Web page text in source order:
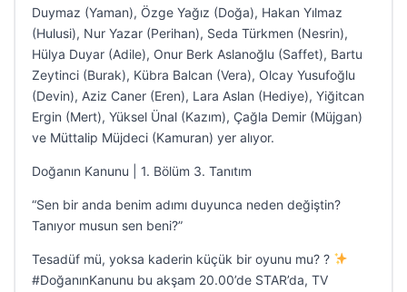
Duymaz (Yaman), Özge Yağız (Doğa), Hakan Yılmaz
(Hulusi), Nur Yazar (Perihan), Seda Türkmen (Nesrin),
Hülya Duyar (Adile), Onur Berk Aslanoğlu (Saffet), Bartu
Zeytinci (Burak), Kübra Balcan (Vera), Olcay Yusufoğlu
(Devin), Aziz Caner (Eren), Lara Aslan (Hediye), Yiğitcan
Ergin (Mert), Yüksel Ünal (Kazım), Çağla Demir (Müjgan)
ve Müttalip Müjdeci (Kamuran) yer alıyor.
Doğanın Kanunu | 1. Bölüm 3. Tanıtım
“Sen bir anda benim adımı duyunca neden değiştin?
Tanıyor musun sen beni?”
Tesadüf mü, yoksa kaderin küçük bir oyunu mu? ?
#DoğanınKanunu bu akşam 20.00’de STAR’da, TV